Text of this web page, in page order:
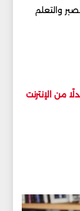
والتعلم
من الإنترنت